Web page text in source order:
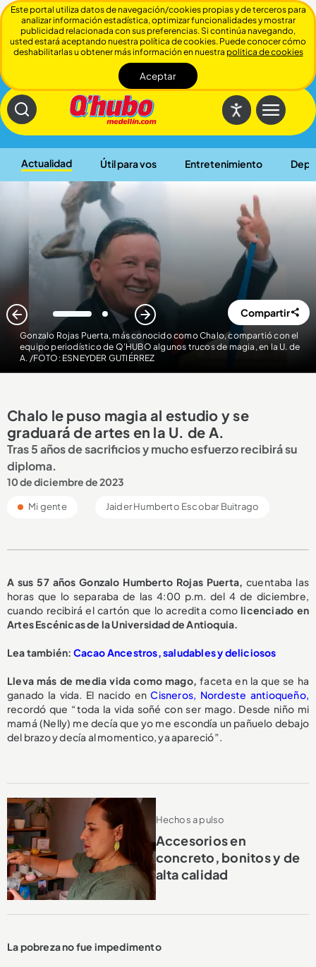
Actualidad Útil para vos Entretenimiento
Cerrar
Gonzalo Rojas Puerta, más conocido como Chalo, compartió con el
equipo periodístico de Q’HUBO algunos trucos de magia, en la U. de
A. /FOTO: ESNEYDER GUTIÉRREZ
1 2 Compartir
Chalo le puso magia al estudio y se
graduará de artes en la U. de A.
Tras 5 años de sacrificios y mucho esfuerzo recibirá su
diploma.
10 de diciembre de 2023
Mi gente Jaider Humberto Escobar Buitrago
A sus 57 años Gonzalo Humberto Rojas Puerta, cuentaba las
horas que lo separaba de las 4:00 p.m. del 4 de diciembre,
cuando recibirá el cartón que lo acredita comolicenciado en
Artes Escénicas de la Universidad de Antioquia.
Lea también: Cacao Ancestros, saludables y deliciosos
Lleva más de media vida como mago, faceta en la que se ha
ganado la vida. El nacido enCisneros, Nordeste antioqueño,
recordó que “toda la vida soñé con ser mago. Desde niño mi
mamá (Nelly) me decía que yo me escondía un pañuelo debajo
del brazo y decía al momentico, ya apareció”.
Hechos a pulso
Accesorios en
concreto, bonitos y de
alta calidad
La pobreza no fue impedimento
Este portal utiliza datos de navegación/cookies propias y de terceros para
analizar información estadística, optimizar funcionalidades y mostrar
publicidad relacionada con sus preferencias. Si continúa navegando,
usted estará aceptando nuestra política de cookies. Puede conocer cómo
deshabilitarlas u obtener más información en nuestra politica de cookies
Aceptar